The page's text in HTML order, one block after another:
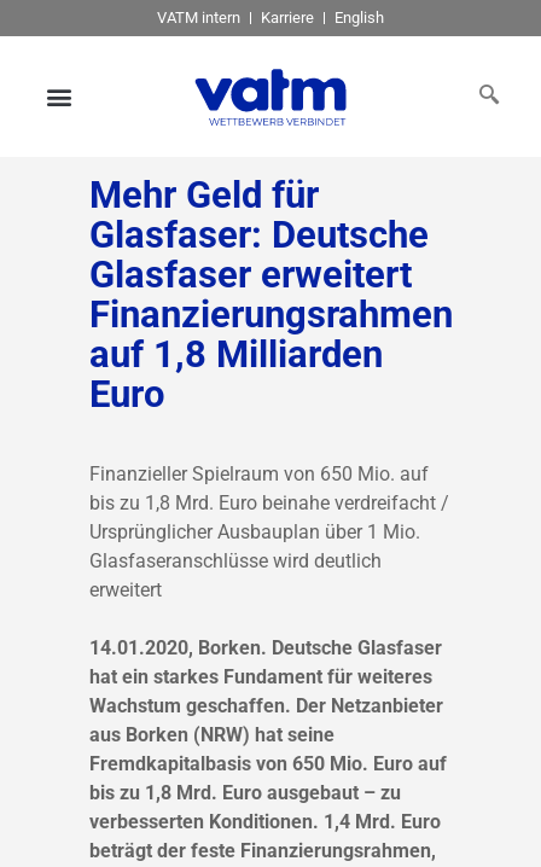
VATM intern Karriere English
Mehr Geld für
Glasfaser: Deutsche
Glasfaser erweitert
Finanzierungsrahmen
auf 1,8 Milliarden
Euro
Finanzieller Spielraum von 650 Mio. auf
bis zu 1,8 Mrd. Euro beinahe verdreifacht /
Ursprünglicher Ausbauplan über 1 Mio.
Glasfaseranschlüsse wird deutlich
erweitert
14.01.2020, Borken. Deutsche Glasfaser
hat ein starkes Fundament für weiteres
Wachstum geschaffen. Der Netzanbieter
aus Borken (NRW) hat seine
Fremdkapitalbasis von 650 Mio. Euro auf
bis zu 1,8 Mrd. Euro ausgebaut – zu
verbesserten Konditionen. 1,4 Mrd. Euro
beträgt der feste Finanzierungsrahmen,